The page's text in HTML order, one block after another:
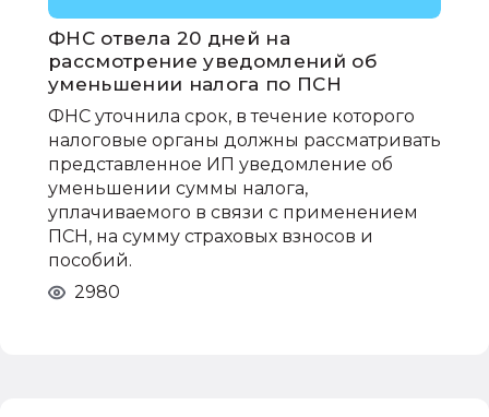
ФНС отвела 20 дней на
рассмотрение уведомлений об
уменьшении налога по ПСН
ФНС уточнила срок, в течение которого
налоговые органы должны рассматривать
представленное ИП уведомление об
уменьшении суммы налога,
уплачиваемого в связи с применением
ПСН, на сумму страховых взносов и
пособий.
2980